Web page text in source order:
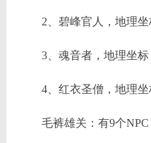
2、碧峰官人，地理坐
3、魂音者，地理坐标
4、红衣圣僧，地理坐
毛裤雄关：有9个NPC